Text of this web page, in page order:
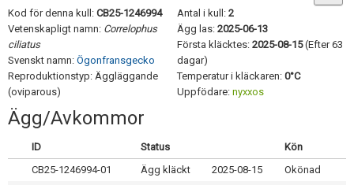
Kod för denna kull: CB25-1246994
Vetenskapligt namn: Correlophus
ciliatus
Svenskt namn: Ögonfransgecko
Reproduktionstyp: Äggläggande
(oviparous)
Antal i kull: 2
Ägg las: 2025-06-13
Första kläcktes: 2025-08-15(Efter 63
dagar)
Temperatur i kläckaren: 0°C
Uppfödare: nyxxos
Ägg/Avkommor
ID Status
Kön
CB25-1246994-01
Ägg kläckt 2025-08-15
Okönad
Privacy Policy
Terms of Service
Skapa konto